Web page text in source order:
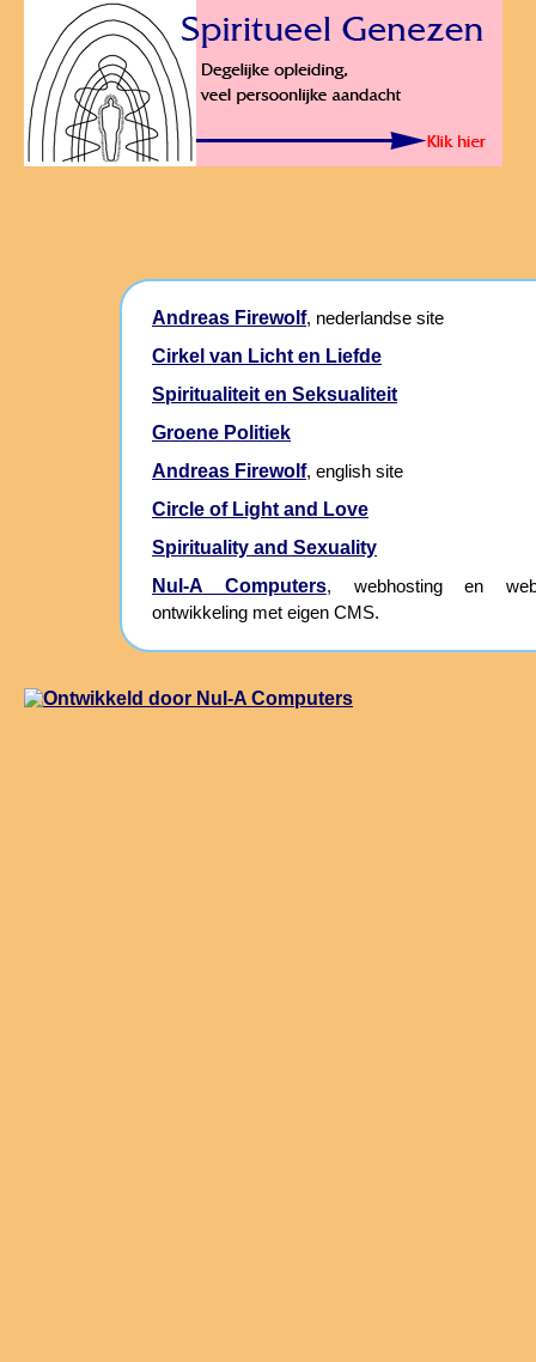
Andreas Firewolf, nederlandse site
Cirkel van Licht en Liefde
Spiritualiteit en Seksualiteit
Groene Politiek
Andreas Firewolf, english site
Circle of Light and Love
Spirituality and Sexuality
Nul-A Computers, webhosting en
ontwikkeling met eigen CMS.